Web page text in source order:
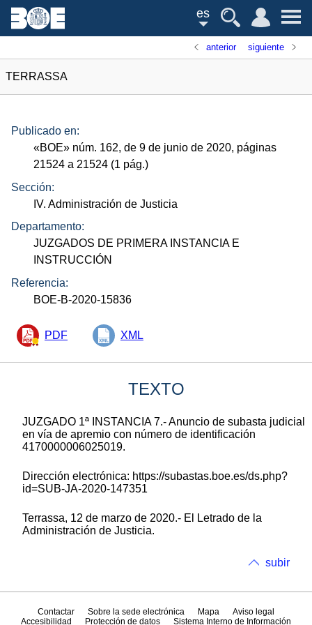
es
anterior siguiente
TERRASSA
Publicado en:
«BOE» núm. 162, de 9 de junio de 2020, páginas
21524 a 21524 (1 pág.)
Sección:
IV. Administración de Justicia
Departamento:
JUZGADOS DE PRIMERA INSTANCIA E
INSTRUCCIÓN
Referencia:
BOE-B-2020-15836
PDF XML
TEXTO
JUZGADO 1ª INSTANCIA 7.- Anuncio de subasta judicial
en vía de apremio con número de identificación
4170000006025019.
Dirección electrónica: https://subastas.boe.es/ds.php?
id=SUB-JA-2020-147351
Terrassa, 12 de marzo de 2020.- El Letrado de la
Administración de Justicia.
subir
Contactar Sobre la sede electrónica Mapa
Aviso legal
Accesibilidad
Protección de datos Sistema Interno de Información